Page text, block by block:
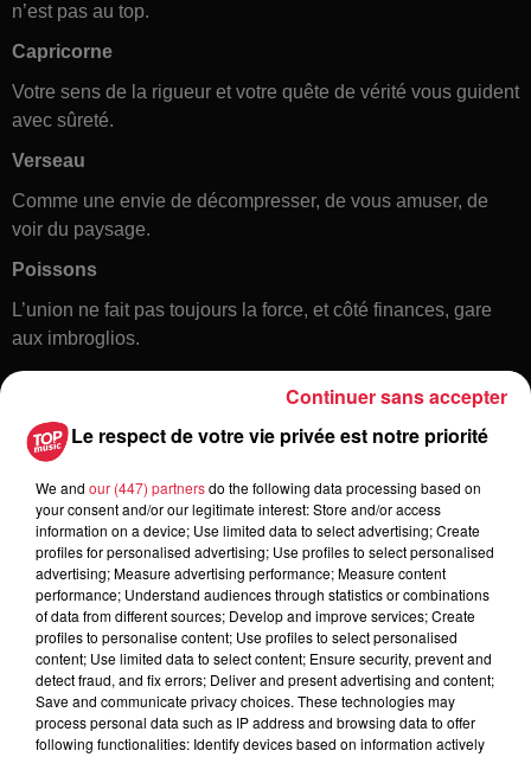
n’est pas au top.
Capricorne
Votre sens de la rigueur et votre quête de vérité vous guident
avec sûreté.
Verseau
Comme une envie de décompresser, de vous amuser, de
voir du paysage.
Poissons
L’union ne fait pas toujours la force, et côté finances, gare
aux imbroglios.
Toute l'actu
6 août 2026
À Hoerdt, de l’eau brune sort des
robinets
Le respect de votre vie privée est notre priorité
We and our (447) partnersdo the following data processing based on
your consent and/or our legitimate interest: Store and/or access
information on a device; Use limited data to select advertising; Create
profiles for personalised advertising; Use profiles to select personalised
advertising; Measure advertising performance; Measure content
performance; Understand audiences through statistics or combinations
of data from different sources; Develop and improve services; Create
profiles to personalise content; Use profiles to select personalised
content; Use limited data to select content; Ensure security, prevent and
detect fraud, and fix errors; Deliver and present advertising and content;
Save and communicate privacy choices. These technologies may
process personal data such as IP address and browsing data to offer
following functionalities: Identify devices based on information actively
Continuer sans accepter